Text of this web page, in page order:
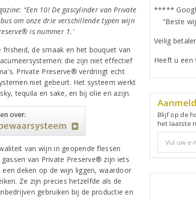
“Een 10! De gascylinder van Private
om onze drie verschillende typen wijn
is nummer 1.'
de smaak en het bouquet van
die zijn niet effectief
Private Preserve® verdringt echt
niet gebeurt. Het systeem werkt
tequila en sake, en bij olie en azijn.
van wijn in geopende flessen
van Private Preserve® zijn iets
deken op de wijn liggen, waardoor
Ze zijn precies hetzelfde als de
gebruiken bij de productie en
*****
"Beste
Veilig
Heeft u een
Blijf op de
het laatste